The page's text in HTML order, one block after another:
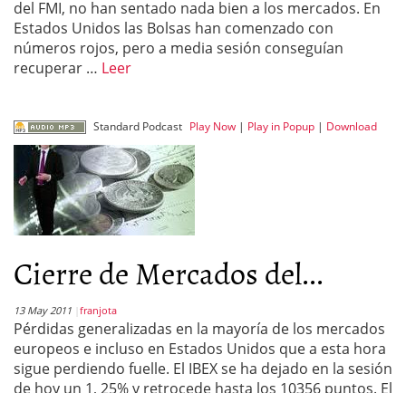
del FMI, no han sentado nada bien a los mercados. En
Estados Unidos las Bolsas han comenzado con
números rojos, pero a media sesión conseguían
recuperar … Leer
Standard Podcast Play Now| Play in Popup| Download
Cierre de Mercados del...
13 May 2011 franjota
Pérdidas generalizadas en la mayoría de los mercados
europeos e incluso en Estados Unidos que a esta hora
sigue perdiendo fuelle. El IBEX se ha dejado en la sesión
de hoy un 1, 25% y retrocede hasta los 10356 puntos. El